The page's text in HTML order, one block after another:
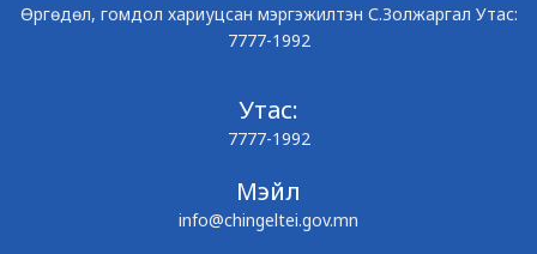
Өргөдөл, гомдол хариуцсан мэргэжилтэн С.Золжаргал Утас:
7777-1992
Утас:
7777-1992
Мэйл
info@chingeltei.gov.mn